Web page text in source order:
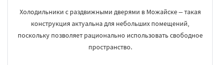
Холодильники с раздвижными дверями в Можайске – такая
конструкция актуальна для небольших помещений,
поскольку позволяет рационально использовать свободное
пространство.